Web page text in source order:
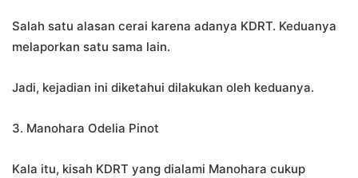
Salah satu alasan cerai karena adanya KDRT. Keduanya
melaporkan satu sama lain.
Jadi, kejadian ini diketahui dilakukan oleh keduanya.
3. Manohara Odelia Pinot
Kala itu, kisah KDRT yang dialami Manohara cukup